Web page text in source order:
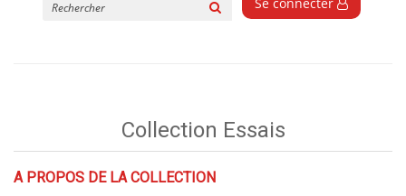
Collection Essais
A PROPOS DE LA COLLECTION